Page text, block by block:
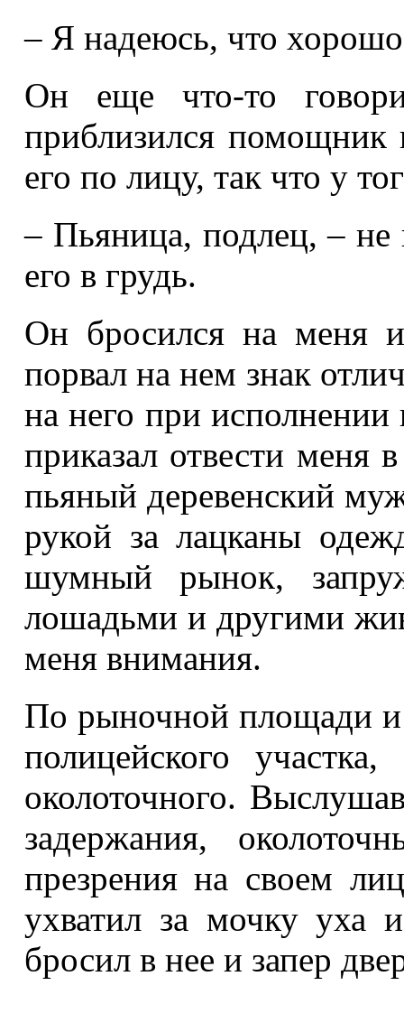
– Я надеюсь, что
Он еще что-то
приблизился помощник
его по лицу, так что у
– Пьяница, подлец, – не
его в грудь.
Он бросился на меня
порвал на нем знак
на него при
приказал отвести меня
пьяный деревенский
рукой за лацканы
шумный рынок,
лошадьми и другими
меня внимания.
По рыночной площади
полицейского
околоточного.
задержания,
презрения на своем
ухватил за мочку уха
бросил в нее и запер